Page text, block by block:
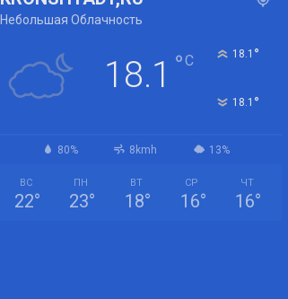
Небольшая Облачность
18.1 °C 18.1 °
18.1 °
80% 8kmh 13%
ВС
22°
ПН
23°
ВТ
18°
СР
16°
ЧТ
16°